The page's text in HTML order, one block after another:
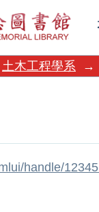
土木工程學系 →
handle/